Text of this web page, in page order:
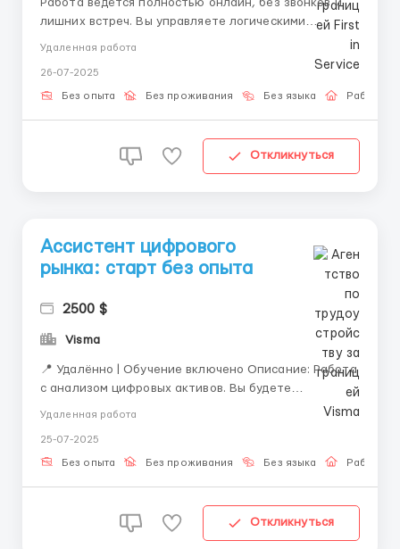
Работа ведётся полностью онлайн, без звонков и
лишних встреч. Вы управляете логическими
цепочками движения данных между «точками»
интерактивную карту и проверять, все ли маршруты
«зелёные» • При появлении «жёлт...
Удаленная работа
26-07-2025
Без опыта Без проживания Без языка Работа
Откликнуться
Ассистент цифрового
рынка: старт без опыта
2500 $
Visma
📍 Удалённо | Обучение включено Описание: Работа
с анализом цифровых активов. Вы будете
отслеживать динамику движения цен, работать с
понимать поведение рынка и принимать решения на
основе данных. Что вы получите: Поддержку
Удаленная работа
25-07-2025
Без опыта Без проживания Без языка Работа
Откликнуться